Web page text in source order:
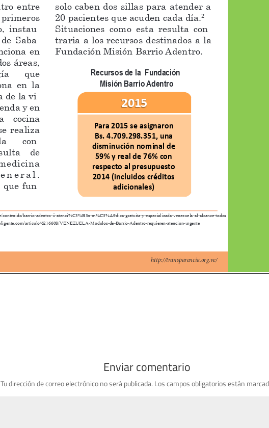
Enviar comentario
Tu dirección de correo electrónico no será publicada. Los campos obligatorios están